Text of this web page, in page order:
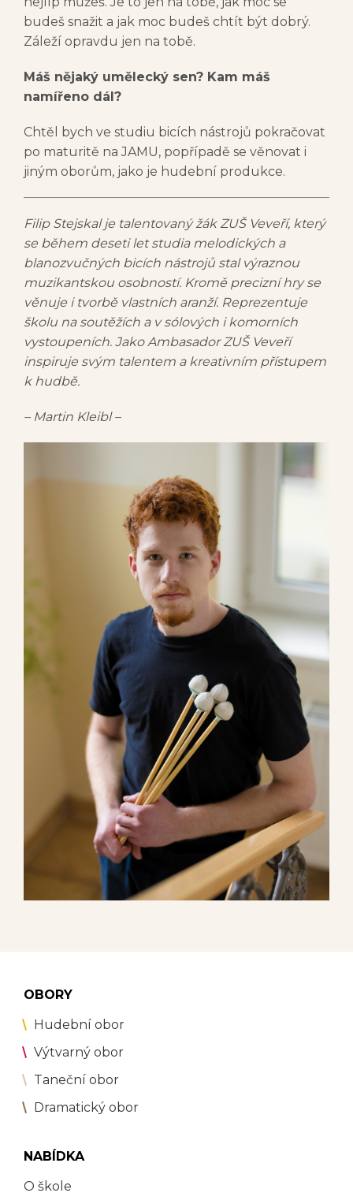
budeš snažit a jak moc budeš chtít být dobrý.
Záleží opravdu jen na tobě.
Máš nějaký umělecký sen? Kam máš
namířeno dál?
Chtěl bych ve studiu bicích nástrojů pokračovat
po maturitě na JAMU, popřípadě se věnovat i
jiným oborům, jako je hudební produkce.
Filip Stejskal je talentovaný žák ZUŠ Veveří, který
se během deseti let studia melodických a
blanozvučných bicích nástrojů stal výraznou
muzikantskou osobností. Kromě precizní hry se
věnuje i tvorbě vlastních aranží. Reprezentuje
školu na soutěžích a v sólových i komorních
vystoupeních. Jako Ambasador ZUŠ Veveří
inspiruje svým talentem a kreativním přístupem
k hudbě.
– Martin Kleibl –
OBORY
Hudební obor
Výtvarný obor
Taneční obor
Dramatický obor
NABÍDKA
O škole